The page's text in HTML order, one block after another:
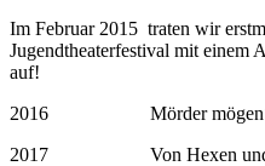
Im Februar 2015 traten wir
Jugendtheaterfestival mit einem
auf!
2016 Mörder mögen‘s
2017 Von Hexen und